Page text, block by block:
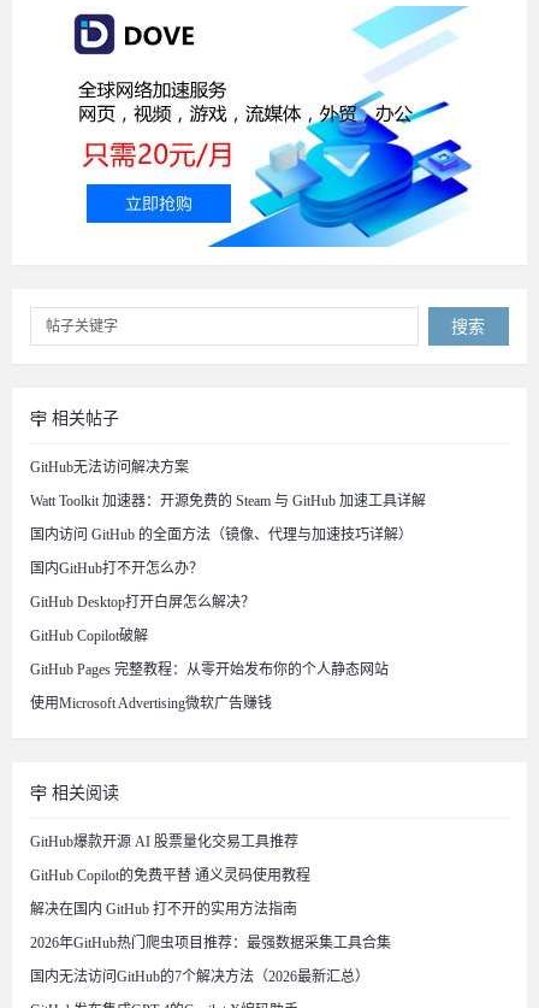
搜索
相关帖子
GitHub无法访问解决方案
Watt Toolkit 加速器：开源免费的 Steam 与 GitHub 加速工具详解
国内访问 GitHub 的全面方法（镜像、代理与加速技巧详解）
国内GitHub打不开怎么办？
GitHub Desktop打开白屏怎么解决？
GitHub Copilot破解
GitHub Pages 完整教程：从零开始发布你的个人静态网站
使用Microsoft Advertising微软广告赚钱
相关阅读
GitHub爆款开源 AI 股票量化交易工具推荐
GitHub Copilot的免费平替 通义灵码使用教程
解决在国内 GitHub 打不开的实用方法指南
2026年GitHub热门爬虫项目推荐：最强数据采集工具合集
国内无法访问GitHub的7个解决方法（2026最新汇总）